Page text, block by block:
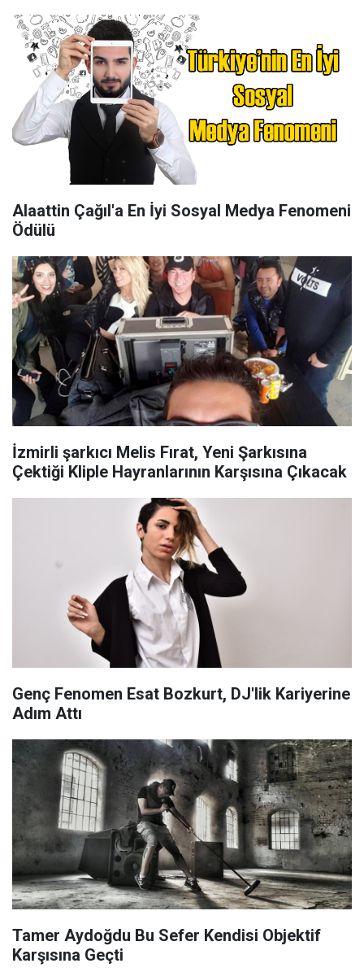
Alaattin Çağıl'a En İyi Sosyal Medya Fenomeni
Ödülü
İzmirli şarkıcı Melis Fırat, Yeni Şarkısına
Çektiği Kliple Hayranlarının Karşısına Çıkacak
Genç Fenomen Esat Bozkurt, DJ'lik Kariyerine
Adım Attı
Tamer Aydoğdu Bu Sefer Kendisi Objektif
Karşısına Geçti